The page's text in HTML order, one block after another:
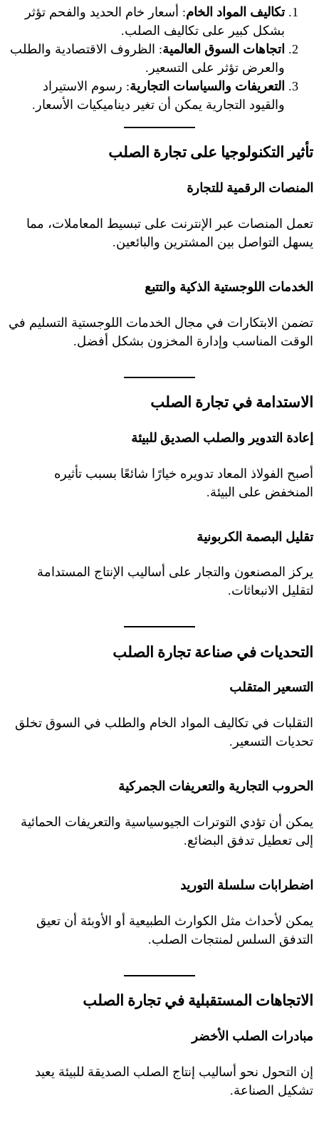
تكاليف المواد الخام: أسعار خام الحديد والفحم تؤثر
بشكل كبير على تكاليف الصلب.
اتجاهات السوق العالمية: الظروف الاقتصادية والطلب
والعرض تؤثر على التسعير.
التعريفات والسياسات التجارية: رسوم الاستيراد
والقيود التجارية يمكن أن تغير ديناميكيات الأسعار.
تأثير التكنولوجيا على تجارة الصلب
المنصات الرقمية للتجارة
تعمل المنصات عبر الإنترنت على تبسيط المعاملات، مما
يسهل التواصل بين المشترين والبائعين.
الخدمات اللوجستية الذكية والتتبع
تضمن الابتكارات في مجال الخدمات اللوجستية التسليم في
الوقت المناسب وإدارة المخزون بشكل أفضل.
الاستدامة في تجارة الصلب
إعادة التدوير والصلب الصديق للبيئة
أصبح الفولاذ المعاد تدويره خيارًا شائعًا بسبب تأثيره
المنخفض على البيئة.
تقليل البصمة الكربونية
يركز المصنعون والتجار على أساليب الإنتاج المستدامة
لتقليل الانبعاثات.
التحديات في صناعة تجارة الصلب
التسعير المتقلب
التقلبات في تكاليف المواد الخام والطلب في السوق تخلق
تحديات التسعير.
الحروب التجارية والتعريفات الجمركية
يمكن أن تؤدي التوترات الجيوسياسية والتعريفات الحمائية
إلى تعطيل تدفق البضائع.
اضطرابات سلسلة التوريد
يمكن لأحداث مثل الكوارث الطبيعية أو الأوبئة أن تعيق
التدفق السلس لمنتجات الصلب.
الاتجاهات المستقبلية في تجارة الصلب
مبادرات الصلب الأخضر
إن التحول نحو أساليب إنتاج الصلب الصديقة للبيئة يعيد
تشكيل الصناعة.